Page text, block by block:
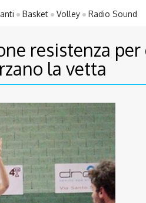
Basket Volley Radio Sound
resistenza
la vetta